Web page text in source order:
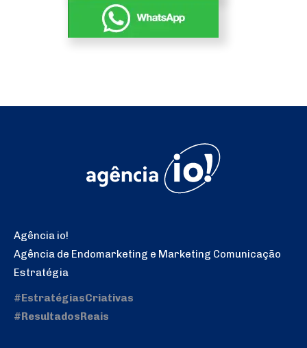
Agência io!
Agência de Endomarketing e Marketing Comunicação
Estratégia
#EstratégiasCriativas
#ResultadosReais